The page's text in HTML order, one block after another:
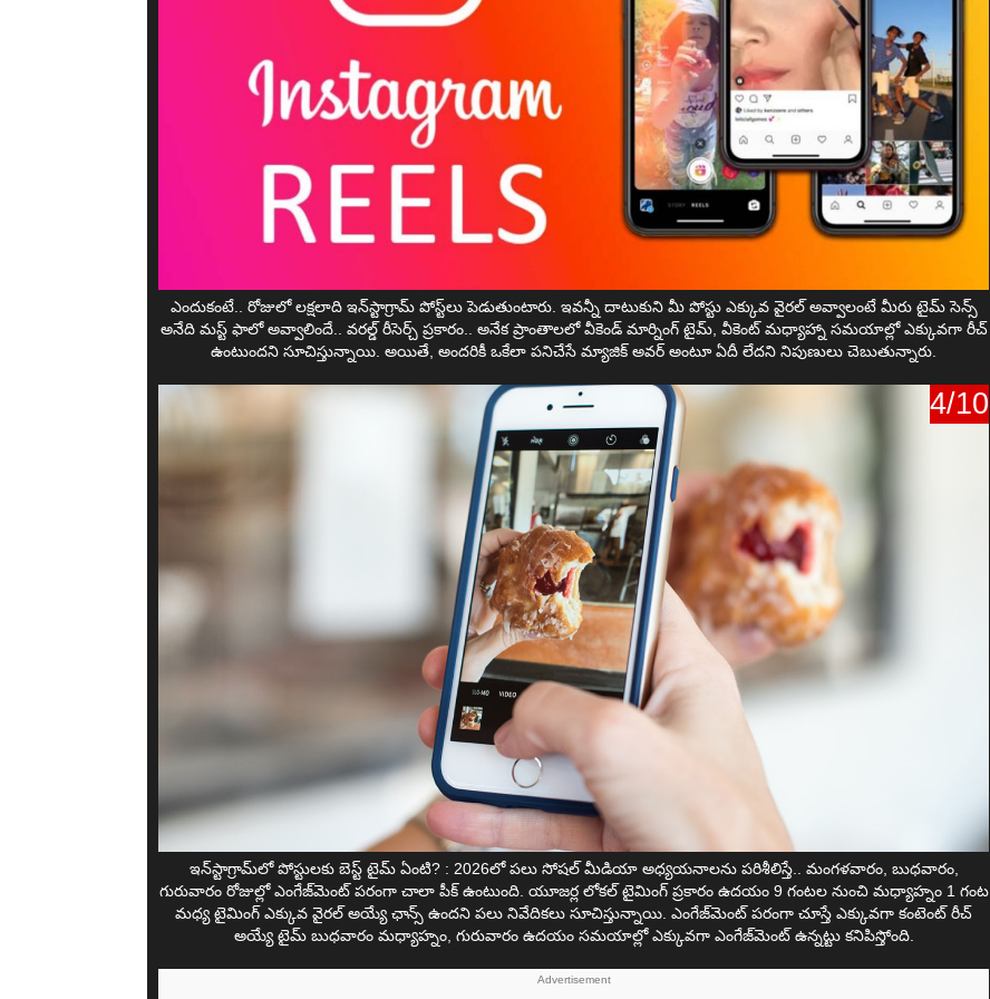
ఎందుకంటే.. రోజులో లక్షలాది ఇన్‌స్టాగ్రామ్ పోస్ట్‌లు పెడుతుంటారు. ఇవన్నీ దాటుకుని మీ పోస్టు ఎక్కువ వైరల్ అవ్వాలంటే మీరు టైమ్ సెన్స్
అనేది మస్ట్ ఫాలో అవ్వాలిందే.. వరల్డ్ రీసెర్చ్ ప్రకారం.. అనేక ప్రాంతాలలో వీకెండ్ మార్నింగ్ టైమ్, వీకెంట్ మధ్యాహ్నా సమయాల్లో ఎక్కువగా రీచ్‌
ఉంటుందని సూచిస్తున్నాయి. అయితే, అందరికీ ఒకేలా పనిచేసే మ్యాజిక్ అవర్ అంటూ ఏదీ లేదని నిపుణులు చెబుతున్నారు.
4/10
ఇన్‌స్టాగ్రామ్‌లో పోస్టులకు బెస్ట్ టైమ్ ఏంటి? : 2026లో పలు సోషల్ మీడియా అధ్యయనాలను పరిశీలిస్తే.. మంగళవారం, బుధవారం,
గురువారం రోజుల్లో ఎంగేజ్‌మెంట్ పరంగా చాలా పీక్ ఉంటుంది. యూజర్ల లోకల్ టైమింగ్ ప్రకారం ఉదయం 9 గంటల నుంచి మధ్యాహ్నం 1 గంట
మధ్య టైమింగ్ ఎక్కువ వైరల్ అయ్యే ఛాన్స్ ఉందని పలు నివేదికలు సూచిస్తున్నాయి. ఎంగేజ్‌మెంట్ పరంగా చూస్తే ఎక్కువగా కంటెంట్ రీచ్
అయ్యే టైమ్ బుధవారం మధ్యాహ్నం, గురువారం ఉదయం సమయాల్లో ఎక్కువగా ఎంగేజ్‌మెంట్ ఉన్నట్టు కనిపిస్తోంది.